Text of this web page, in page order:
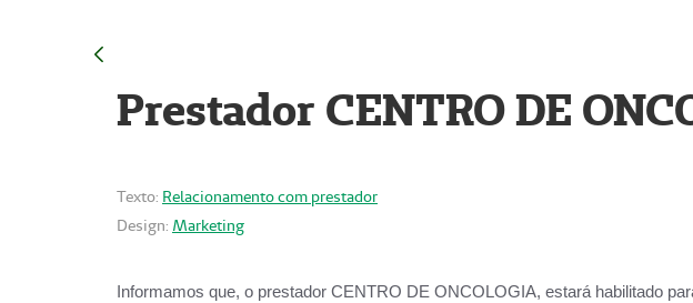
Prestador CENTRO DE
Texto: Relacionamento com prestador
Design: Marketing
Informamos que, o prestador CENTRO DE ONCOLOGIA, estará habilitado